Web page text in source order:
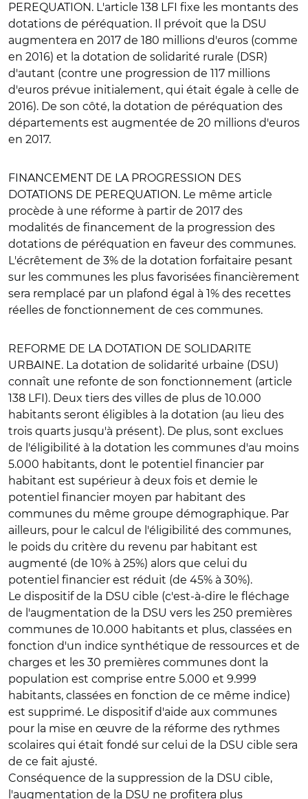
PEREQUATION. L'article 138 LFI fixe les montants des
dotations de péréquation. Il prévoit que la DSU
augmentera en 2017 de 180 millions d'euros (comme
en 2016) et la dotation de solidarité rurale (DSR)
d'autant (contre une progression de 117 millions
d'euros prévue initialement, qui était égale à celle de
2016). De son côté, la dotation de péréquation des
départements est augmentée de 20 millions d'euros
en 2017.
FINANCEMENT DE LA PROGRESSION DES
DOTATIONS DE PEREQUATION. Le même article
procède à une réforme à partir de 2017 des
modalités de financement de la progression des
dotations de péréquation en faveur des communes.
L'écrêtement de 3% de la dotation forfaitaire pesant
sur les communes les plus favorisées financièrement
sera remplacé par un plafond égal à 1% des recettes
réelles de fonctionnement de ces communes.
REFORME DE LA DOTATION DE SOLIDARITE
URBAINE. La dotation de solidarité urbaine (DSU)
connaît une refonte de son fonctionnement (article
138 LFI). Deux tiers des villes de plus de 10.000
habitants seront éligibles à la dotation (au lieu des
trois quarts jusqu'à présent). De plus, sont exclues
de l'éligibilité à la dotation les communes d'au moins
5.000 habitants, dont le potentiel financier par
habitant est supérieur à deux fois et demie le
potentiel financier moyen par habitant des
communes du même groupe démographique. Par
ailleurs, pour le calcul de l'éligibilité des communes,
le poids du critère du revenu par habitant est
augmenté (de 10% à 25%) alors que celui du
potentiel financier est réduit (de 45% à 30%).
Le dispositif de la DSU cible (c'est-à-dire le fléchage
de l'augmentation de la DSU vers les 250 premières
communes de 10.000 habitants et plus, classées en
fonction d'un indice synthétique de ressources et de
charges et les 30 premières communes dont la
population est comprise entre 5.000 et 9.999
habitants, classées en fonction de ce même indice)
est supprimé. Le dispositif d'aide aux communes
pour la mise en œuvre de la réforme des rythmes
scolaires qui était fondé sur celui de la DSU cible sera
de ce fait ajusté.
Conséquence de la suppression de la DSU cible,
l'augmentation de la DSU ne profitera plus